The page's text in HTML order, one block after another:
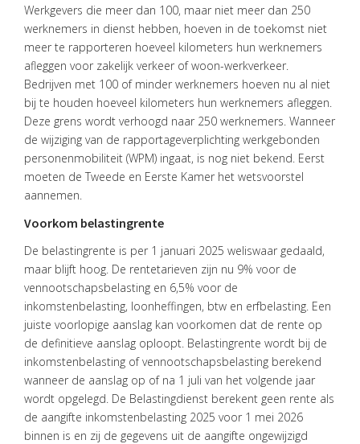
Werkgevers die meer dan 100, maar niet meer dan 250
werknemers in dienst hebben, hoeven in de toekomst niet
meer te rapporteren hoeveel kilometers hun werknemers
afleggen voor zakelijk verkeer of woon-werkverkeer.
Bedrijven met 100 of minder werknemers hoeven nu al niet
bij te houden hoeveel kilometers hun werknemers afleggen.
Deze grens wordt verhoogd naar 250 werknemers. Wanneer
de wijziging van de rapportageverplichting werkgebonden
personenmobiliteit (WPM) ingaat, is nog niet bekend. Eerst
moeten de Tweede en Eerste Kamer het wetsvoorstel
aannemen.
Voorkom belastingrente
De belastingrente is per 1 januari 2025 weliswaar gedaald,
maar blijft hoog. De rentetarieven zijn nu 9% voor de
vennootschapsbelasting en 6,5% voor de
inkomstenbelasting, loonheffingen, btw en erfbelasting. Een
juiste voorlopige aanslag kan voorkomen dat de rente op
de definitieve aanslag oploopt. Belastingrente wordt bij de
inkomstenbelasting of vennootschapsbelasting berekend
wanneer de aanslag op of na 1 juli van het volgende jaar
wordt opgelegd. De Belastingdienst berekent geen rente als
de aangifte inkomstenbelasting 2025 voor 1 mei 2026
binnen is en zij de gegevens uit de aangifte ongewijzigd